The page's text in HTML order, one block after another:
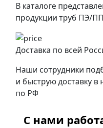
В каталоге
продукции труб ПЭ/
Доставка по всей
Наши сотрудники
и быструю доставку
по РФ
С нами